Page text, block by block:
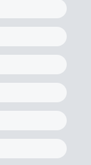
用について
学生
で学ぶ)
生